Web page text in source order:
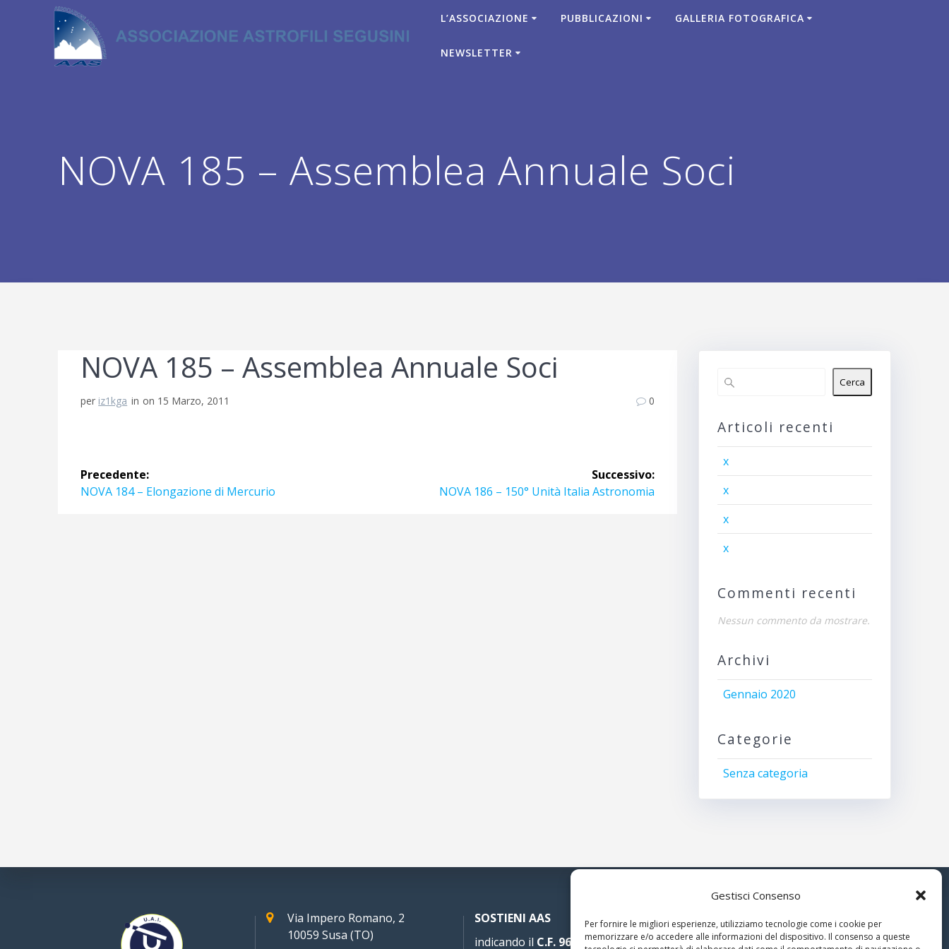
Gestisci Consenso
Per fornire le migliori esperienze, utilizziamo tecnologie come i cookie per
memorizzare e/o accedere alle informazioni del dispositivo. Il consenso a queste
L’ASSOCIAZIONE PUBBLICAZIONI GALLERIA FOTOGRAFICA
NEWSLETTER
NOVA 185 – Assemblea Annuale Soci
NOVA 185 – Assemblea Annuale Soci
per iz1kga in on 15 Marzo, 2011 0
Navigazione
articoli
Precedente:
Articolo
NOVA 184 – Elongazione di Mercurio
Successivo:
Articolo
NOVA 186 – 150° Unità Italia Astronomia
Cerca
Articoli recenti
x
x
x
x
Commenti recenti
Nessun commento da mostrare.
Archivi
Gennaio 2020
Categorie
Senza categoria
Via Impero Romano, 2
10059 Susa (TO)
SOSTIENI AAS
indicando il C.F. 96020930010nella
© 2026 Associazione Astrofili
Segusini